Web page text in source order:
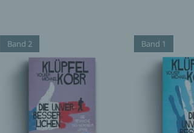
Band 2 Band 1